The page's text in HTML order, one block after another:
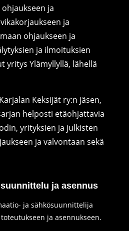
ja
ja
ohjaukseen ja
ja ilmoituksien
yritys Ylämyllyllä, lähellä
Keksijät ry:n jäsen,
helposti etäohjattavia
yrityksien ja julkisten
ja valvontaan sekä
ja asennus
ja sähkösuunnittelija
ja asennukseen.